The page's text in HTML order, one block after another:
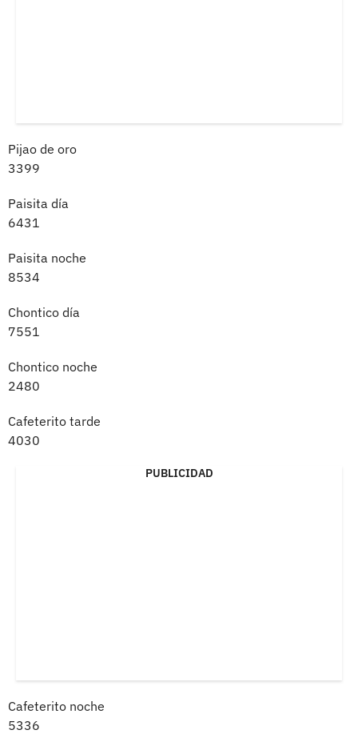
Pijao de oro
3399
Paisita día
6431
Paisita noche
8534
Chontico día
7551
Chontico noche
2480
Cafeterito tarde
4030
PUBLICIDAD
Cafeterito noche
5336